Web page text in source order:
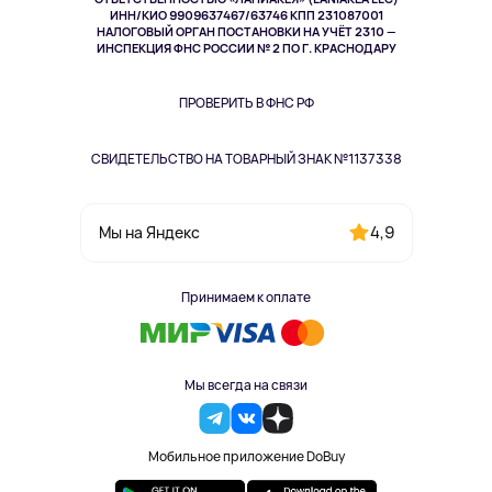
ИНН/КИО 9909637467/63746 КПП 231087001
НАЛОГОВЫЙ ОРГАН ПОСТАНОВКИ НА УЧЁТ 2310 —
ИНСПЕКЦИЯ ФНС РОССИИ № 2 ПО Г. КРАСНОДАРУ
ПРОВЕРИТЬ В ФНС РФ
СВИДЕТЕЛЬСТВО НА ТОВАРНЫЙ ЗНАК №1137338
Мы на Яндекс 4,9
Принимаем к оплате
Мы всегда на связи
Мобильное приложение DoBuy
Здоровье питомцев
Одежда и аксессуары